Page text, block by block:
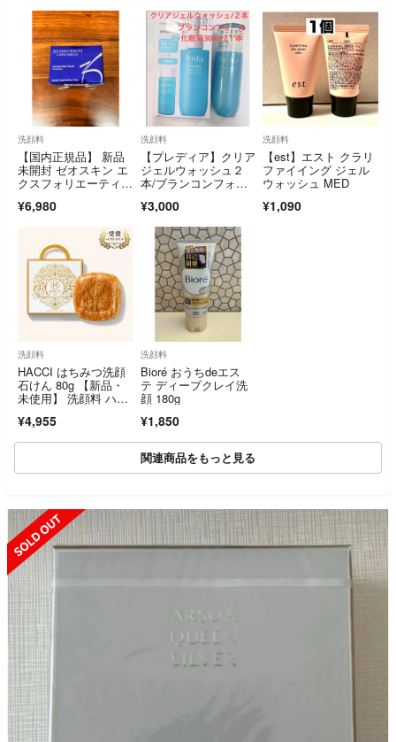
洗顔料
【国内正規品】 新品
未開封 ゼオスキン エ
クスフォリエーティン
¥6,980
洗顔料
【プレディア】クリア
ジェルウォッシュ２
本/ブランコンフォー
¥3,000
洗顔料
【est】エスト クラリ
ファイイング ジェル
ウォッシュ MED
¥1,090
洗顔料
HACCI はちみつ洗顔
石けん 80g 【新品・
未使用】 洗顔料 ハッ
¥4,955
洗顔料
Bioré おうちdeエス
テ ディープクレイ洗
顔 180g
¥1,850
関連商品をもっと見る
SOLD OUT